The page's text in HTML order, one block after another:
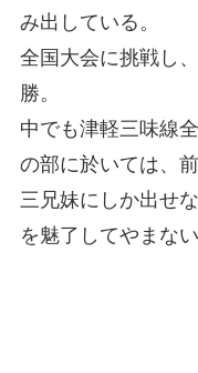
み出している。
全国大会に挑戦し
勝。
中でも津軽三味線
の部に於いては、
三兄妹にしか出せ
を魅了してやまな